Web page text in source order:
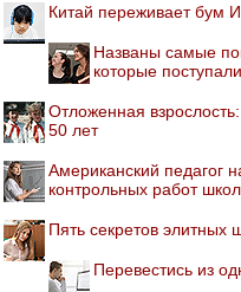
Китай переживает бум
Названы самые
которые
Отложенная
50 лет
Американский педагог
контрольных работ
Пять секретов элитных
Перевестись из